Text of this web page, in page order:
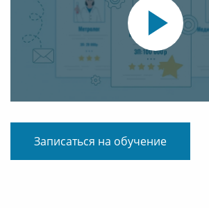
Записаться на обучение